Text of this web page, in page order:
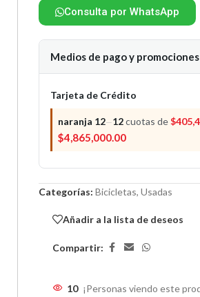
Consulta por WhatsApp
Medios de pago y promociones
Tarjeta de Crédito
naranja 12—12cuotas de$
$4,865,000.00
Categorías: Bicicletas, Usadas
Añadir a la lista de deseos
Compartir:
10 ¡Personas viendo este